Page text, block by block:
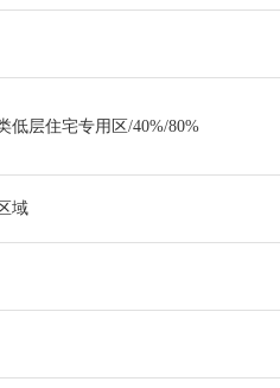
低层住宅专用区/40%/80%
域